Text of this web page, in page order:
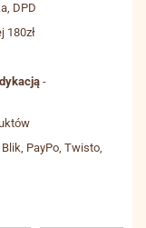
DPD
180zł
-
Blik, PayPo, Twisto,